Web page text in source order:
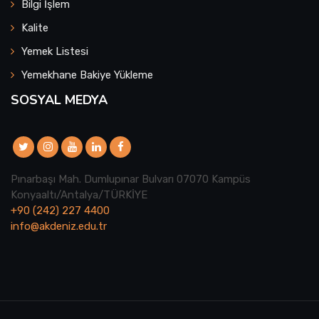
Bilgi İşlem
Kalite
Yemek Listesi
Yemekhane Bakiye Yükleme
SOSYAL MEDYA
Pınarbaşı Mah. Dumlupınar Bulvarı 07070 Kampüs
Konyaaltı/Antalya/TÜRKİYE
+90 (242) 227 4400
info@akdeniz.edu.tr